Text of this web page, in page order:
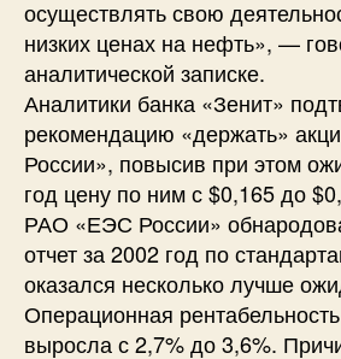
осуществлять свою
низких ценах на нефть», —
аналитической записке.
Аналитики банка «Зенит»
рекомендацию «держать»
России», повысив при этом
год цену по ним с $0,165 до
РАО «ЕЭС России»
отчет за 2002 год по
оказался несколько лучше
Операционная
выросла с 2,7% до 3,6%.